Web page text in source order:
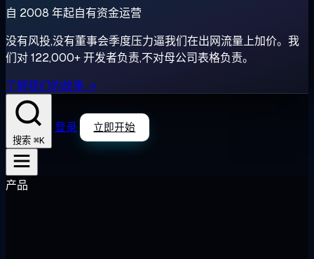
自 2008 年起自有资金运营
没有风投,没有董事会季度压力逼我们在出网流量上加价。我
们对 122,000+ 开发者负责,不对母公司表格负责。
了解我们的故事 →
搜索 ⌘K
登录 立即开始
产品